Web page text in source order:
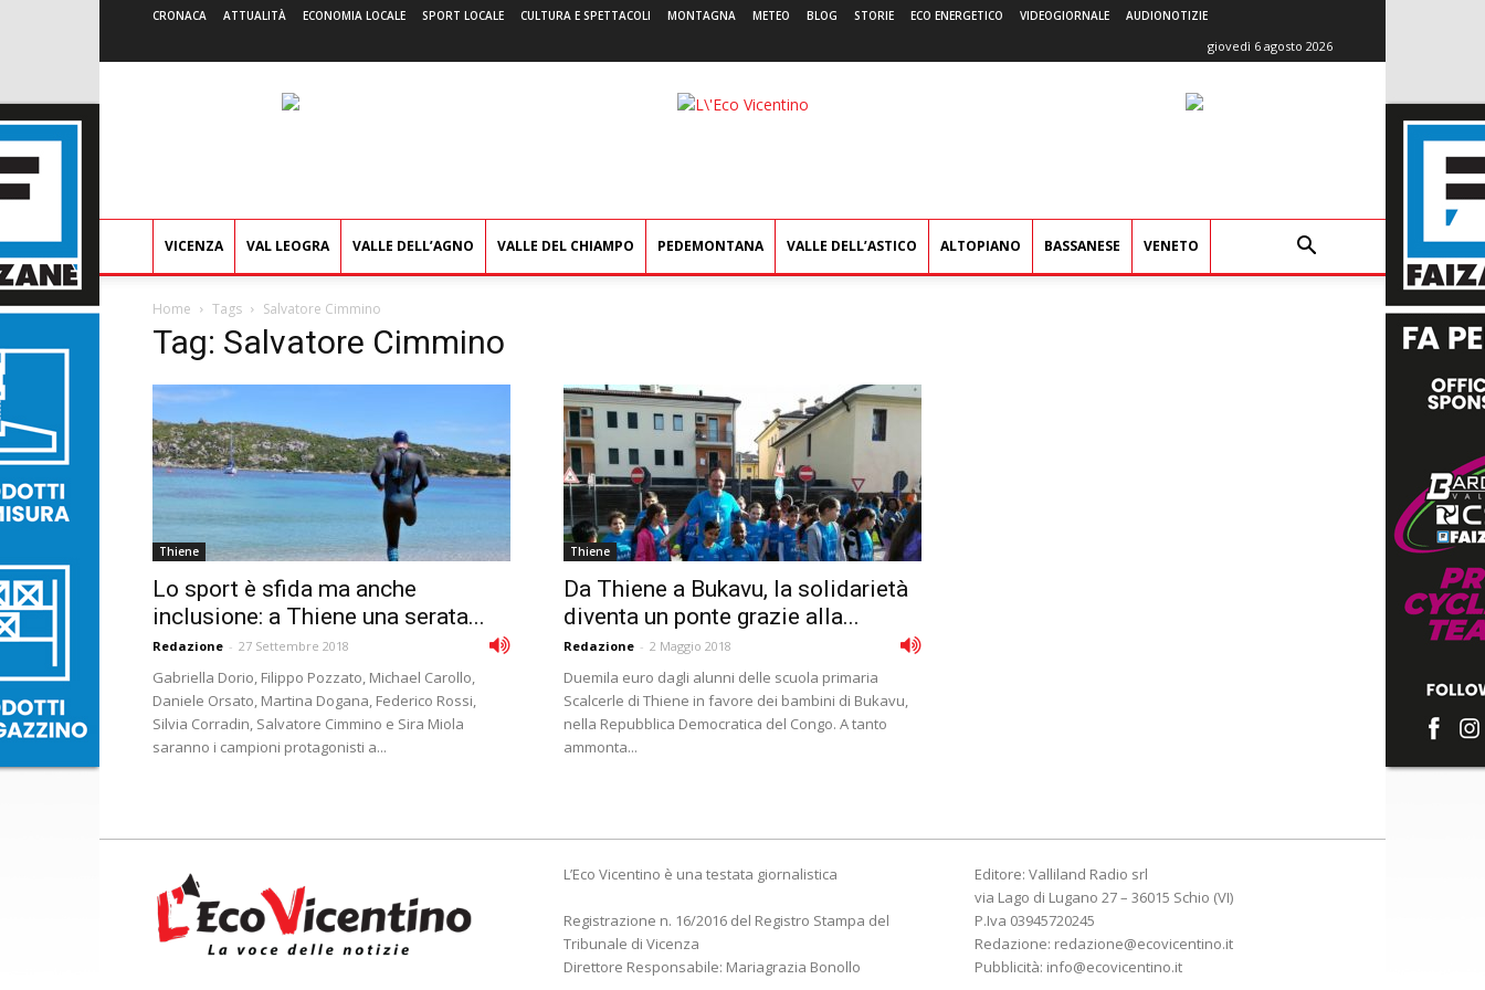
CRONACA ATTUALITÀ ECONOMIA LOCALE SPORT LOCALE CULTURA E SPETTACOLI MONTAGNA METEO BLOG STORIE ECO ENERGETICO VIDEOGIORNALE AUDIONOTIZIE
giovedì 6 agosto 2026
L'Eco
VICENZA VAL LEOGRA VALLE DELL’AGNO VALLE DEL CHIAMPO PEDEMONTANA VALLE DELL’ASTICO ALTOPIANO BASSANESE VENETO
Home Tags Salvatore Cimmino
Tag: Salvatore Cimmino
Thiene
Lo sport è sfida ma anche
inclusione: a Thiene una serata...
Redazione - 27 Settembre 2018
Gabriella Dorio, Filippo Pozzato, Michael Carollo,
Daniele Orsato, Martina Dogana, Federico Rossi,
Silvia Corradin, Salvatore Cimmino e Sira Miola
saranno i campioni protagonisti a...
Thiene
Da Thiene a Bukavu, la solidarietà
diventa un ponte grazie alla...
Redazione - 2 Maggio 2018
Duemila euro dagli alunni delle scuola primaria
Scalcerle di Thiene in favore dei bambini di Bukavu,
nella Repubblica Democratica del Congo. A tanto
ammonta...
L’Eco Vicentino è una testata giornalistica
Registrazione n. 16/2016 del Registro Stampa del
Tribunale di Vicenza
Direttore Responsabile: Mariagrazia Bonollo
Editore: Valliland Radio srl
via Lago di Lugano 27 – 36015 Schio (VI)
P.Iva 03945720245
Redazione: redazione@ecovicentino.it
Pubblicità: info@ecovicentino.it